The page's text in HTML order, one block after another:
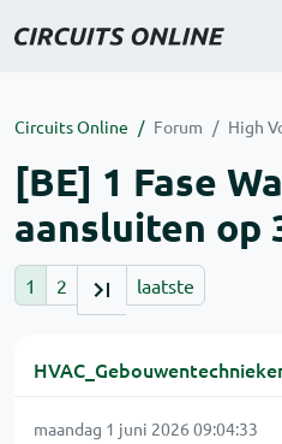
Circuits Online Forum High
[BE] 1 Fase
aansluiten op
1 2 laatste
maandag 1 juni 2026 09:04:33